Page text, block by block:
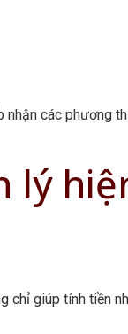
các phương
lý
chỉ giúp tính tiền